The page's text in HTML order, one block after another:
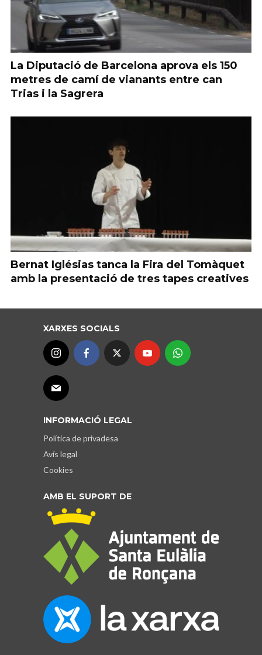
La Diputació de Barcelona aprova els 150
metres de camí de vianants entre can
Trias i la Sagrera
Bernat Iglésias tanca la Fira del Tomàquet
amb la presentació de tres tapes creatives
XARXES SOCIALS
INFORMACIÓ LEGAL
Política de privadesa
Avís legal
Cookies
AMB EL SUPORT DE